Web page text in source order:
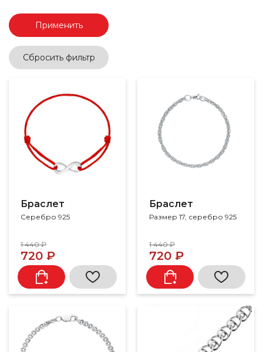
Применить
Сбросить фильтр
Браслет
Серебро 925
1 440 ₽
720 ₽
Браслет
Размер 17, серебро 925
1 440 ₽
720 ₽